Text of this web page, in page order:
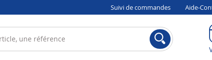
Suivi de commandes Aide-
Compte